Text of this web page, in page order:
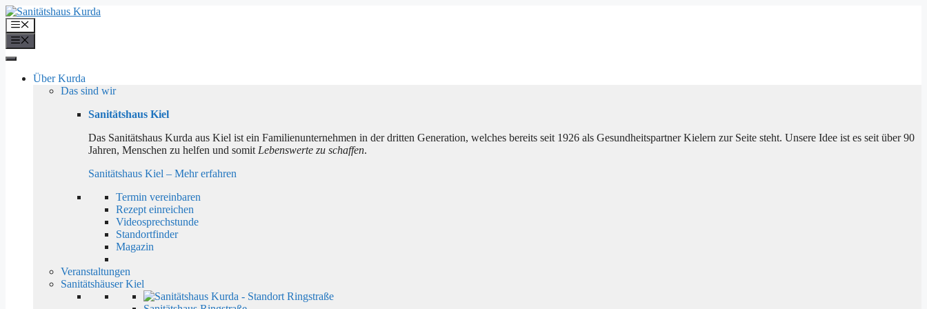
Zum
Inhalt
springen
Menü
Über Kurda
Das sind wir
Sanitätshaus Kiel
Das Sanitätshaus Kurda aus Kiel ist ein Familienunternehmen in der dritten Generation, welches bereits seit 1926 als Gesundheitspartner Kielern zur Seite steht. Unsere Idee ist es seit über 90
Jahren, Menschen zu helfen und somit Lebenswerte zu schaffen.
Sanitätshaus Kiel – Mehr erfahren
Termin vereinbaren
Rezept einreichen
Videosprechstunde
Standortfinder
Magazin
Veranstaltungen
Sanitätshäuser Kiel